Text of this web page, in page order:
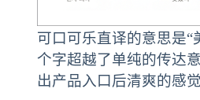
可口可乐直译的意思是“
个字超越了单纯的传达
出产品入口后清爽的感觉